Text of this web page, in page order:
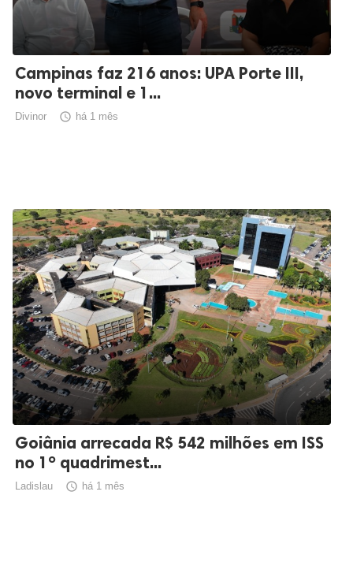
Campinas faz 216 anos: UPA Porte III,
novo terminal e 1...
Divinor  há 1 mês
Goiânia arrecada R$ 542 milhões em ISS
no 1º quadrimest...
Ladislau  há 1 mês